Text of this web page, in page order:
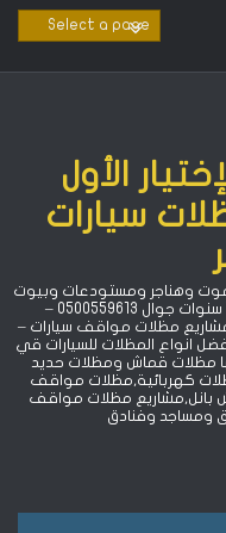
الأول
سيارات
وهناجر ومستودعات وبيوت
شعر وقرميد بالرياض خصم 15% ‏وضمان 10 سنوات جوال 0500559613 –
مشاريع مظلات مواقف سيارات –
انواع المظلات للسيارات قي
مظلات قماش ومظلات حديد
كهربائية,مظلات مواقف
بانل,مشاريع مظلات مواقف
ومساجد وفنادق